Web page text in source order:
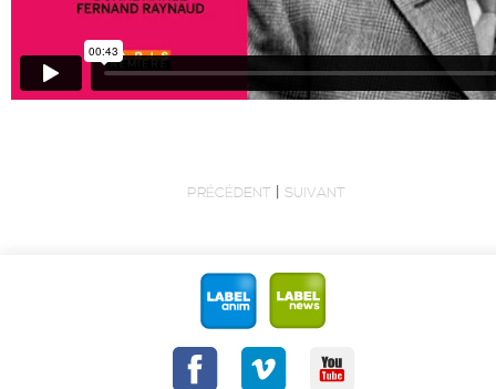
PRÉCÉDENT | SUIVANT